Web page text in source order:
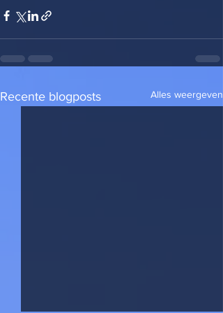
Recente blogposts Alles weergeven